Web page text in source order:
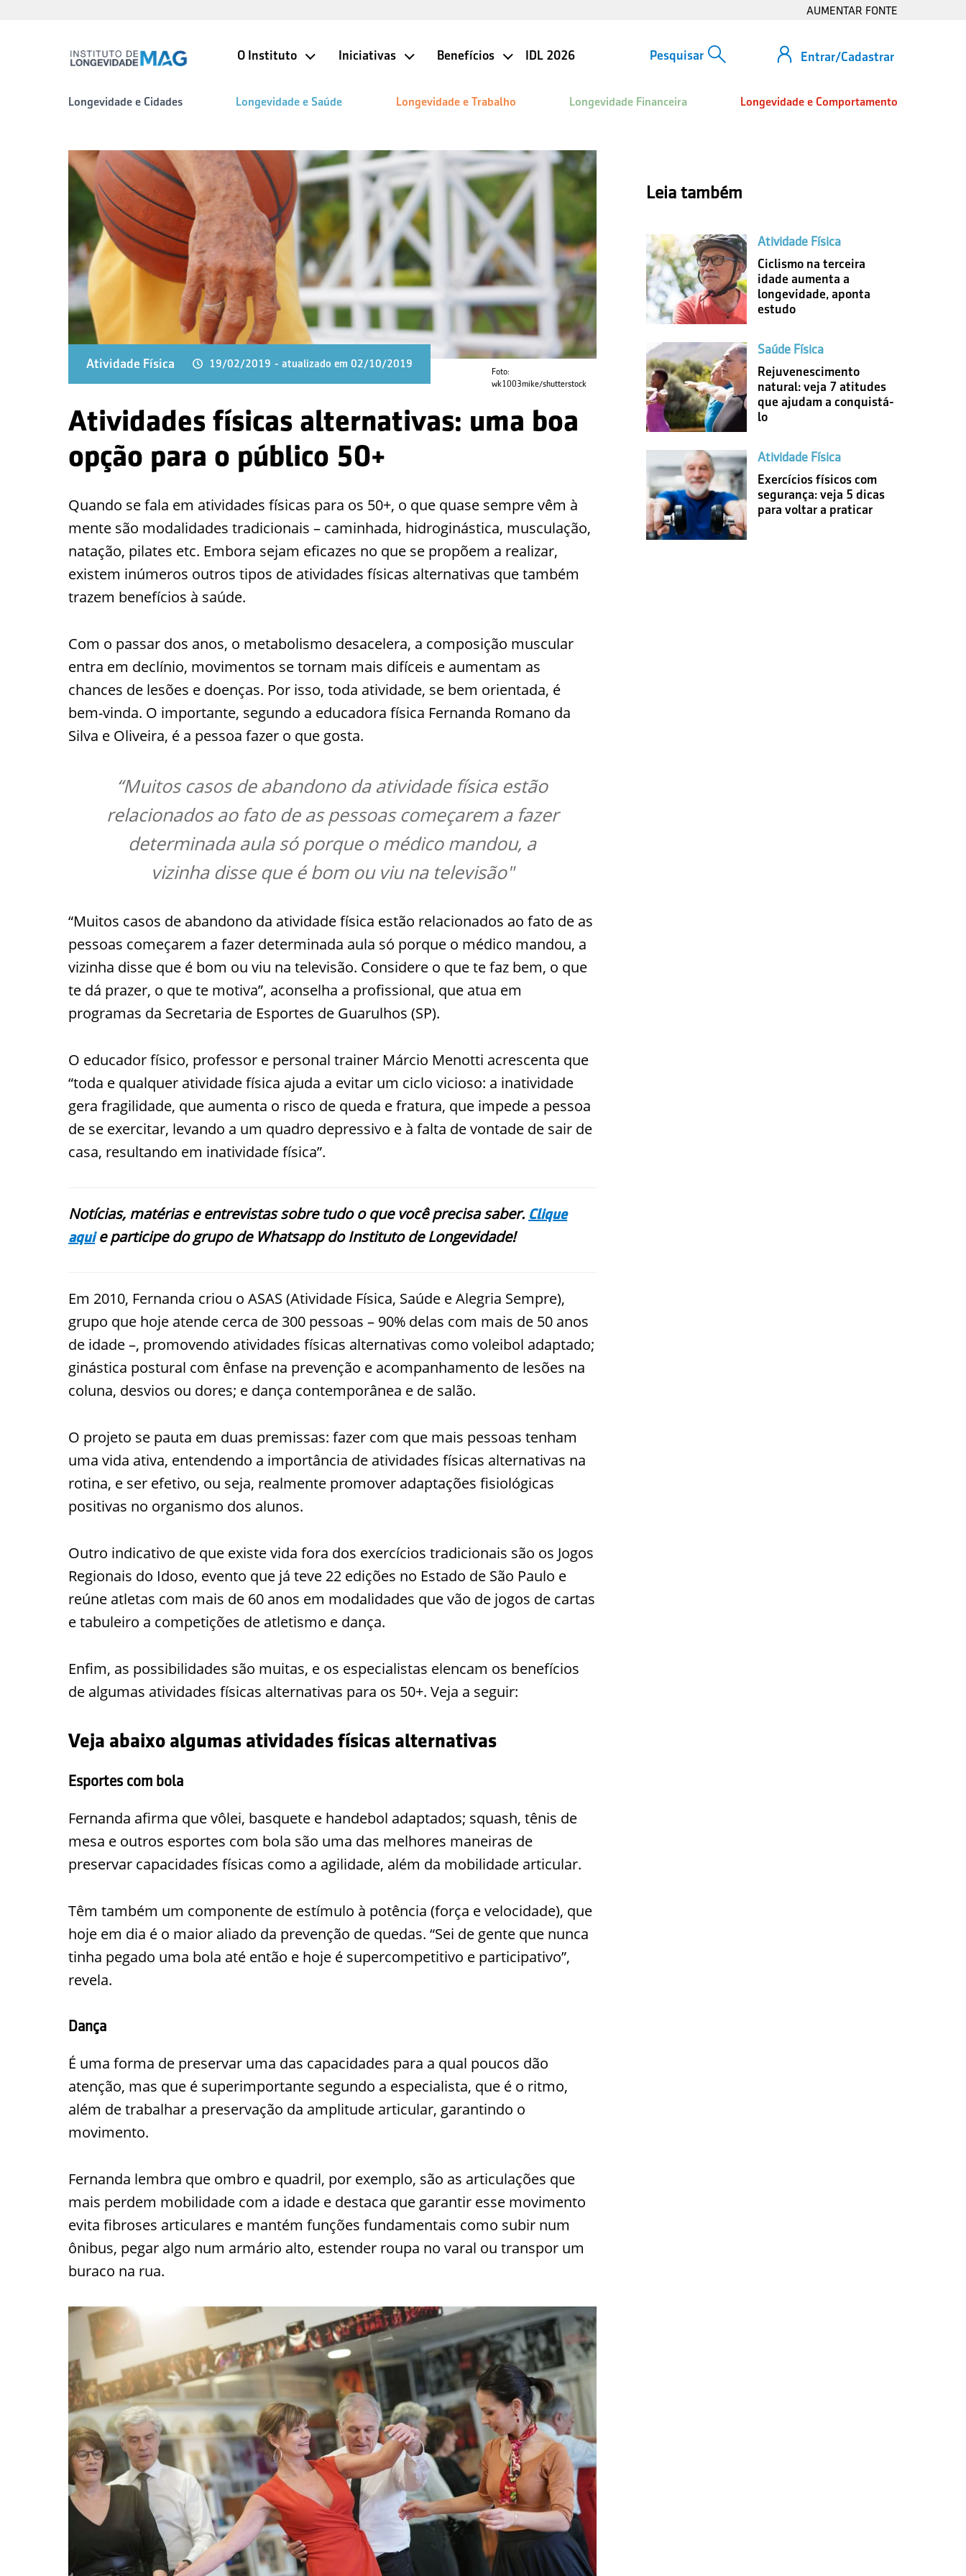
AUMENTAR FONTE
Entrar/Cadastrar
O Instituto Iniciativas Benefícios IDL 2026
Longevidade e Cidades Longevidade e Saúde Longevidade e Trabalho Longevidade Financeira Longevidade e Comportamento
Foto:
wk1003mike/shutterstock
Atividade Física 19/02/2019 - atualizado em 02/10/2019
Atividades físicas alternativas: uma boa
opção para o público 50+
Quando se fala em atividades físicas para os 50+, o que quase sempre vêm à
mente são modalidades tradicionais – caminhada, hidroginástica, musculação,
natação, pilates etc. Embora sejam eficazes no que se propõem a realizar,
existem inúmeros outros tipos de atividades físicas alternativas que também
trazem benefícios à saúde.
Com o passar dos anos, o metabolismo desacelera, a composição muscular
entra em declínio, movimentos se tornam mais difíceis e aumentam as
chances de lesões e doenças. Por isso, toda atividade, se bem orientada, é
bem-vinda. O importante, segundo a educadora física Fernanda Romano da
Silva e Oliveira, é a pessoa fazer o que gosta.
“Muitos casos de abandono da atividade física estão
relacionados ao fato de as pessoas começarem a fazer
determinada aula só porque o médico mandou, a
vizinha disse que é bom ou viu na televisão"
“Muitos casos de abandono da atividade física estão relacionados ao fato de as
pessoas começarem a fazer determinada aula só porque o médico mandou, a
vizinha disse que é bom ou viu na televisão. Considere o que te faz bem, o que
te dá prazer, o que te motiva”, aconselha a profissional, que atua em
programas da Secretaria de Esportes de Guarulhos (SP).
O educador físico, professor e personal trainer Márcio Menotti acrescenta que
“toda e qualquer atividade física ajuda a evitar um ciclo vicioso: a inatividade
gera fragilidade, que aumenta o risco de queda e fratura, que impede a pessoa
de se exercitar, levando a um quadro depressivo e à falta de vontade de sair de
casa, resultando em inatividade física”.
Notícias, matérias e entrevistas sobre tudo o que você precisa saber. Clique
aquie participe do grupo de Whatsapp do Instituto de Longevidade!
Em 2010, Fernanda criou o ASAS (Atividade Física, Saúde e Alegria Sempre),
grupo que hoje atende cerca de 300 pessoas – 90% delas com mais de 50 anos
de idade –, promovendo atividades físicas alternativas como voleibol adaptado;
ginástica postural com ênfase na prevenção e acompanhamento de lesões na
coluna, desvios ou dores; e dança contemporânea e de salão.
O projeto se pauta em duas premissas: fazer com que mais pessoas tenham
uma vida ativa, entendendo a importância de atividades físicas alternativas na
rotina, e ser efetivo, ou seja, realmente promover adaptações fisiológicas
positivas no organismo dos alunos.
Outro indicativo de que existe vida fora dos exercícios tradicionais são os Jogos
Regionais do Idoso, evento que já teve 22 edições no Estado de São Paulo e
reúne atletas com mais de 60 anos em modalidades que vão de jogos de cartas
e tabuleiro a competições de atletismo e dança.
Enfim, as possibilidades são muitas, e os especialistas elencam os benefícios
de algumas atividades físicas alternativas para os 50+. Veja a seguir:
Veja abaixo algumas atividades físicas alternativas
Esportes com bola
Fernanda afirma que vôlei, basquete e handebol adaptados; squash, tênis de
mesa e outros esportes com bola são uma das melhores maneiras de
preservar capacidades físicas como a agilidade, além da mobilidade articular.
Têm também um componente de estímulo à potência (força e velocidade), que
hoje em dia é o maior aliado da prevenção de quedas. “Sei de gente que nunca
tinha pegado uma bola até então e hoje é supercompetitivo e participativo”,
revela.
Dança
É uma forma de preservar uma das capacidades para a qual poucos dão
atenção, mas que é superimportante segundo a especialista, que é o ritmo,
além de trabalhar a preservação da amplitude articular, garantindo o
movimento.
Fernanda lembra que ombro e quadril, por exemplo, são as articulações que
mais perdem mobilidade com a idade e destaca que garantir esse movimento
evita fibroses articulares e mantém funções fundamentais como subir num
ônibus, pegar algo num armário alto, estender roupa no varal ou transpor um
buraco na rua.
Leia também
Atividade Física
Ciclismo na terceira
idade aumenta a
longevidade, aponta
estudo
Saúde Física
Rejuvenescimento
natural: veja 7 atitudes
que ajudam a conquistá-
lo
Atividade Física
Exercícios físicos com
segurança: veja 5 dicas
para voltar a praticar